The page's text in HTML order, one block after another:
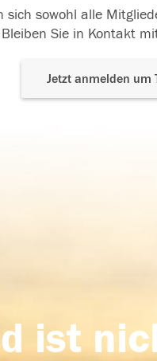
sich sowohl alle
Sie in Kontakt
Jetzt anmelden um
ist